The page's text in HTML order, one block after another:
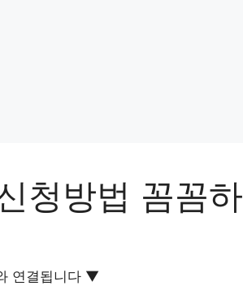
청방법 꼼꼼
연결됩니다 ▼